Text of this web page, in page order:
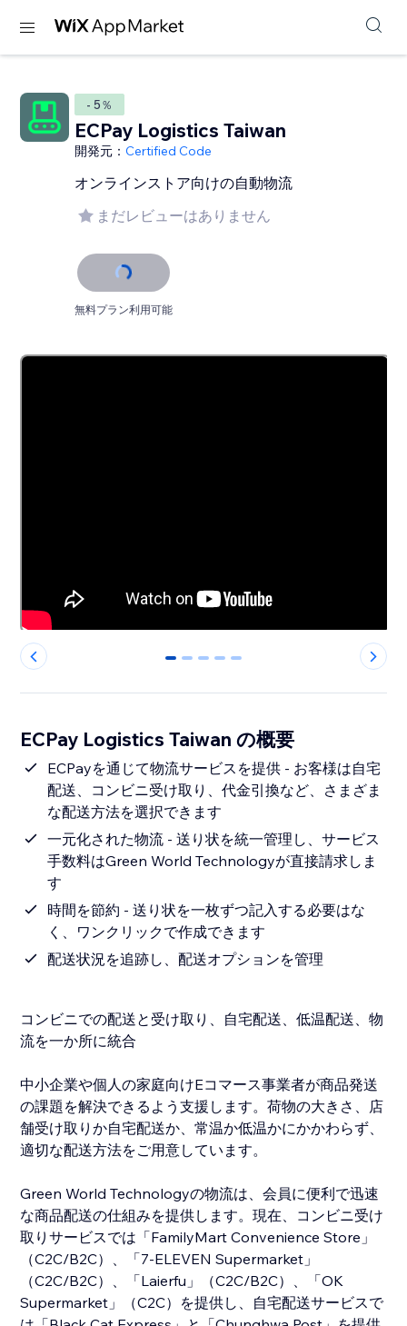
- 5％
ECPay Logistics Taiwan
開発元：Certified Code
オンラインストア向けの自動物流
まだレビューはありません
無料プラン利用可能
0 1 2 3 4
ECPay Logistics Taiwan の概要
ECPayを通じて物流サービスを提供 - お客様は自宅
配送、コンビニ受け取り、代金引換など、さまざま
な配送方法を選択できます
一元化された物流 - 送り状を統一管理し、サービス
手数料はGreen World Technologyが直接請求しま
す
時間を節約 - 送り状を一枚ずつ記入する必要はな
く、ワンクリックで作成できます
配送状況を追跡し、配送オプションを管理
コンビニでの配送と受け取り、自宅配送、低温配送、物
流を一か所に統合
中小企業や個人の家庭向けEコマース事業者が商品発送
の課題を解決できるよう支援します。荷物の大きさ、店
舗受け取りか自宅配送か、常温か低温かにかかわらず、
適切な配送方法をご用意しています。
Green World Technologyの物流は、会員に便利で迅速
な商品配送の仕組みを提供します。現在、コンビニ受け
取りサービスでは「FamilyMart Convenience Store」
（C2C/B2C）、「7-ELEVEN Supermarket」
（C2C/B2C）、「Laierfu」（C2C/B2C）、「OK
Supermarket」（C2C）を提供し、自宅配送サービスで